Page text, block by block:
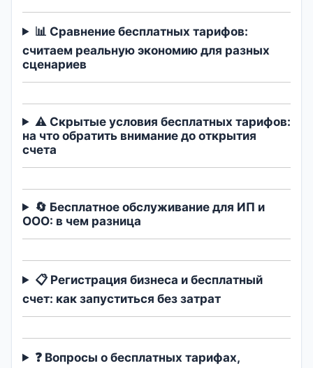
📊 Сравнение бесплатных тарифов:
считаем реальную экономию для разных
сценариев
⚠️ Скрытые условия бесплатных тарифов:
на что обратить внимание до открытия
счета
🔄 Бесплатное обслуживание для ИП и
ООО: в чем разница
📋 Регистрация бизнеса и бесплатный
счет: как запуститься без затрат
❓ Вопросы о бесплатных тарифах,